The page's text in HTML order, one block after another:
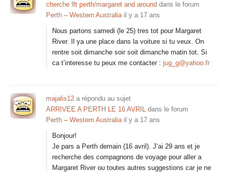
cherche lft perth/margaret and around dans le forum
Perth – Western Australia il y a 17 ans
Nous partons samedi (le 25) tres tot pour Margaret
River. Il ya une place dans la voiture si tu veux. On
rentre soit dimanche soir soit dimanche matin tot. Si
ca t’interesse tu peux me contacter : jug_g@yahoo.fr
majalis12 a répondu au sujet
ARRIVEE A PERTH LE 16 AVRIL dans le forum
Perth – Western Australia il y a 17 ans
Bonjour!
Je pars a Perth demain (16 avril). J’ai 29 ans et je
recherche des compagnons de voyage pour aller a
Margaret River ou toutes autres suggestions car je ne